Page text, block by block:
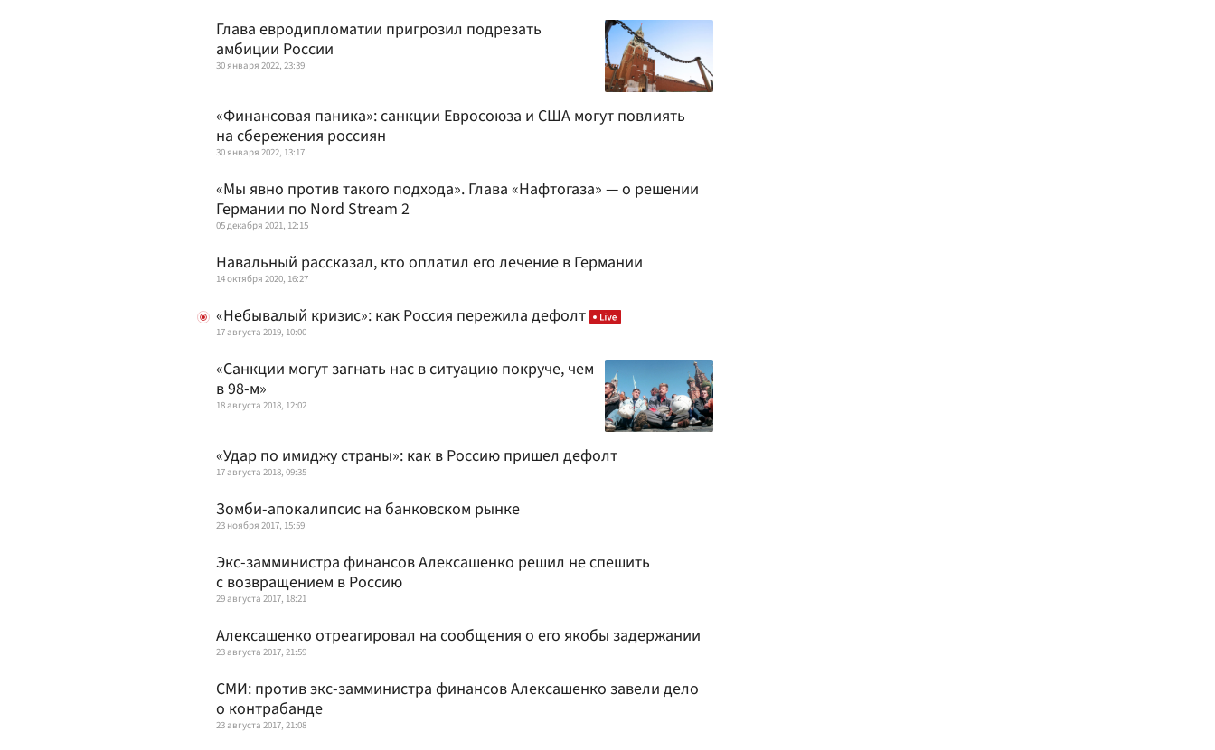
Глава евродипломатии пригрозил подрезать
амбиции России
30 января 2022, 23:39
«Финансовая паника»: санкции Евросоюза и США могут повлиять
на сбережения россиян
30 января 2022, 13:17
«Мы явно против такого подхода». Глава «Нафтогаза» — о решении
Германии по Nord Stream 2
05 декабря 2021, 12:15
Навальный рассказал, кто оплатил его лечение в Германии
14 октября 2020, 16:27
«Небывалый кризис»: как Россия пережила дефолт
17 августа 2019, 10:00
«Санкции могут загнать нас в ситуацию покруче, чем
в 98-м»
18 августа 2018, 12:02
«Удар по имиджу страны»: как в Россию пришел дефолт
17 августа 2018, 09:35
Зомби-апокалипсис на банковском рынке
23 ноября 2017, 15:59
Экс-замминистра финансов Алексашенко решил не спешить
с возвращением в Россию
29 августа 2017, 18:21
Алексашенко отреагировал на сообщения о его якобы задержании
23 августа 2017, 21:59
СМИ: против экс-замминистра финансов Алексашенко завели дело
о контрабанде
23 августа 2017, 21:08